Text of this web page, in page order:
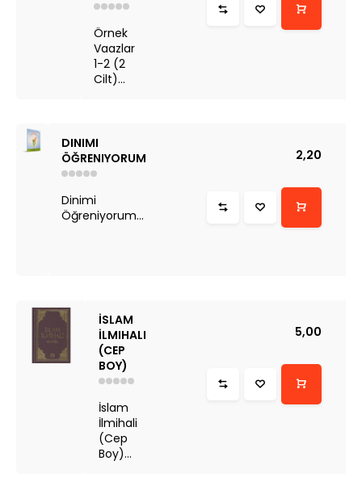
Örnek
Vaazlar
1-2 (2
Cilt)...
DINIMI
ÖĞRENIYORUM
Dinimi
Öğreniyorum...
2,20
İSLAM
İLMIHALI
(CEP
BOY)
İslam
İlmihali
(Cep
Boy)...
5,00